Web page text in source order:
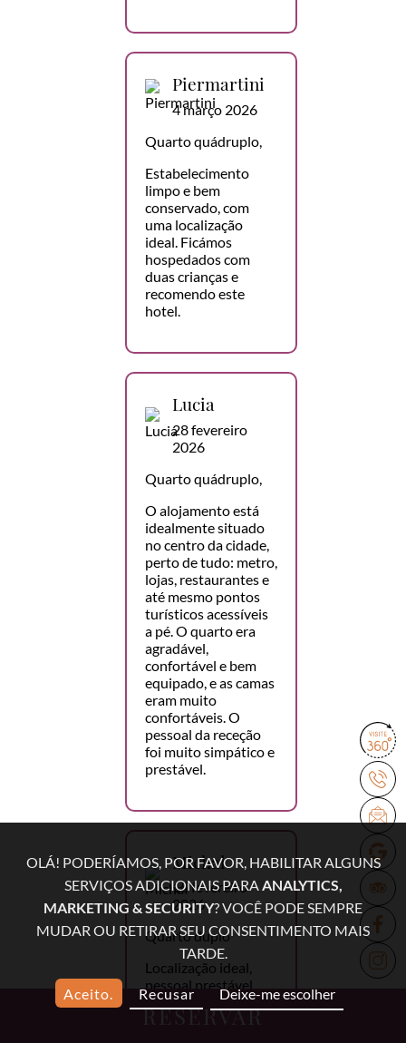
RESERVAR
Piermartini
4 março 2026
Quarto quádruplo,
Estabelecimento
limpo e bem
conservado, com
uma localização
ideal. Ficámos
hospedados com
duas crianças e
recomendo este
hotel.
Lucia
28 fevereiro
2026
Quarto quádruplo,
O alojamento está
idealmente situado
no centro da cidade,
perto de tudo: metro,
lojas, restaurantes e
até mesmo pontos
turísticos acessíveis
a pé. O quarto era
agradável,
confortável e bem
equipado, e as camas
eram muito
confortáveis. O
pessoal da receção
foi muito simpático e
prestável.
Michał
15 fevereiro
2026
Quarto duplo
Localização ideal,
pessoal prestável,
pequeno-almoço
delicioso, lavandaria,
OLÁ! PODERÍAMOS, POR FAVOR, HABILITAR ALGUNS
SERVIÇOS ADICIONAIS PARAANALYTICS,
MARKETING & SECURITY? VOCÊ PODE SEMPRE
MUDAR OU RETIRAR SEU CONSENTIMENTO MAIS
TARDE.
Aceito. Recusar Deixe-me escolher